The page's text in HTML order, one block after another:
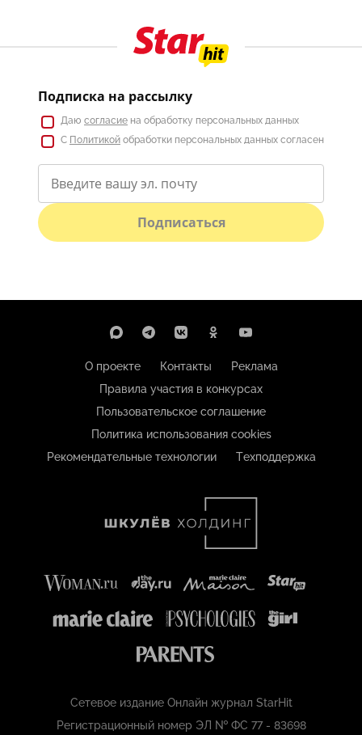
Подписка на рассылку
Даю согласие на обработку персональных данных
С Политикой обработки персональных данных согласен
Подписаться
О проекте Контакты
Реклама
Правила участия в конкурсах
Пользовательское соглашение
Политика использования cookies
Рекомендательные технологии
Техподдержка
Сетевое издание Онлайн журнал StarHit
Регистрационный номер ЭЛ № ФС 77 - 83698